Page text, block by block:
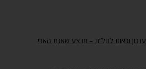
עדכון זכאות לחל”ת – מבצע שאגת הארי